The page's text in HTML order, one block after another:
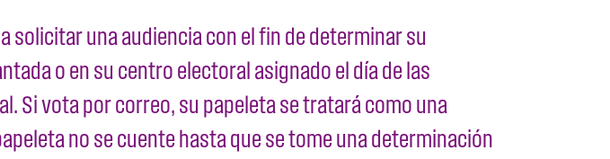
solicitar una audiencia con el fin de determinar su
o en su centro electoral asignado el día de las
Si vota por correo, su papeleta se tratará como una
no se cuente hasta que se tome una determinación